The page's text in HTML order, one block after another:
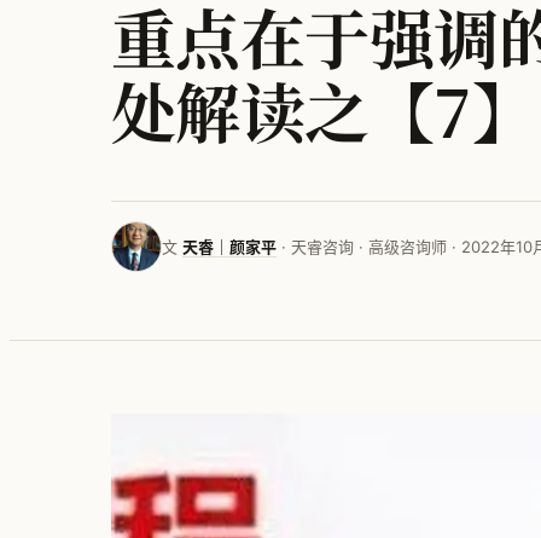
重点在于强调
处解读之【7】
文 天睿｜颜家平 · 天睿咨询 · 高级咨询师 · 2022年